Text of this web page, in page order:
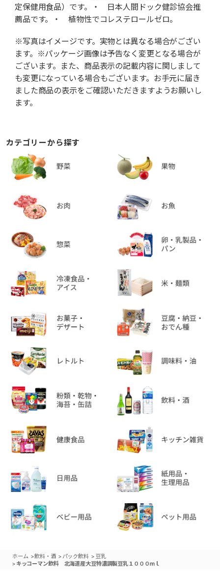
定保健用食品）です。・ 日本人間ドック健診協会推
薦品です。・ 植物性でコレステロールゼロ。
※写真はイメージです。実物とは異なる場合がござい
ます。※パッケージ画像は予告なく変更となる場合が
ございます。また、商品表示の記載内容に関しまして
も変更になっている場合もございます。お手元に届き
ました商品の表示をご確認いただきますようお願いし
ます。
カテゴリーから探す
ホーム >飲料・酒 > パック飲料 > 豆乳
> キッコーマン飲料 北海道産大豆特濃調製豆乳１０００ｍｌ